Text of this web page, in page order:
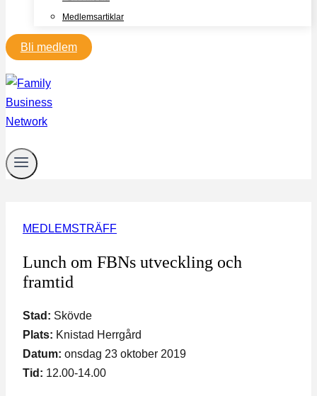
Medlemsartiklar
Bli medlem
MEDLEMSTRÄFF
Lunch om FBNs utveckling och
framtid
Stad: Skövde
Plats: Knistad Herrgård
Datum: onsdag 23 oktober 2019
Tid: 12.00-14.00